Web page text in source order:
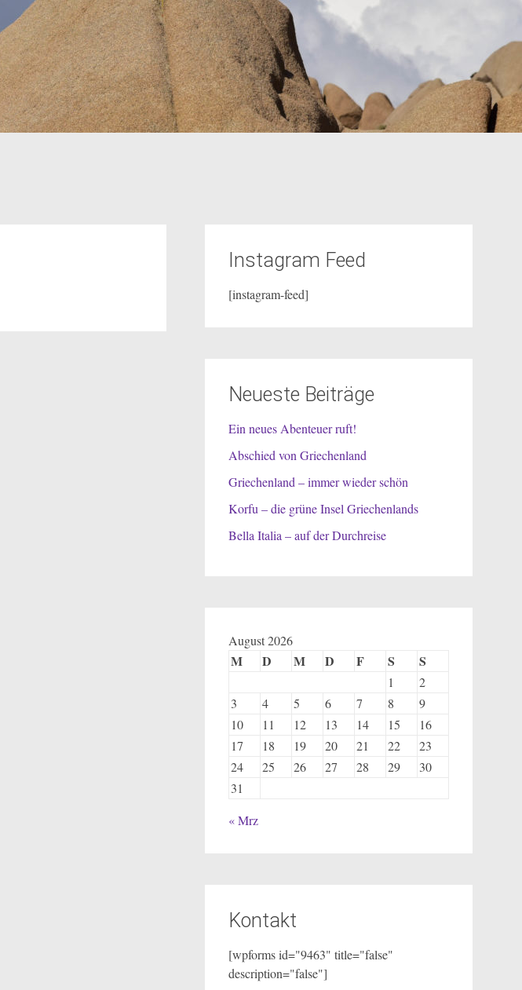
Instagram Feed
[instagram-feed]
Neueste Beiträge
Ein neues Abenteuer ruft!
Abschied von Griechenland
Griechenland – immer wieder schön
Korfu – die grüne Insel Griechenlands
Bella Italia – auf der Durchreise
August 2026
M D M D F S S
1
2
3
4 5 6 7 8
9
10
11 12 13 14 15
16
17
18 19 20 21 22
23
24
25 26 27 28 29
30
31
« Mrz
Kontakt
[wpforms id="9463" title="false"
description="false"]